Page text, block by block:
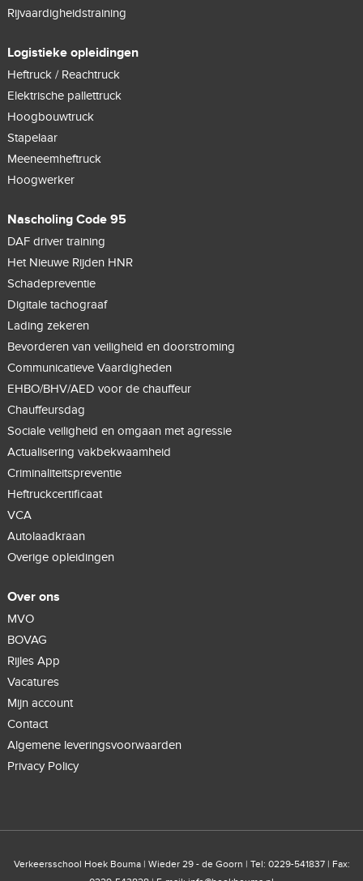
Rijvaardigheidstraining
Logistieke opleidingen
Heftruck / Reachtruck
Elektrische pallettruck
Hoogbouwtruck
Stapelaar
Meeneemheftruck
Hoogwerker
Nascholing Code 95
DAF driver training
Het Nieuwe Rijden HNR
Schadepreventie
Digitale tachograaf
Lading zekeren
Bevorderen van veiligheid en doorstroming
Communicatieve Vaardigheden
EHBO/BHV/AED voor de chauffeur
Chauffeursdag
Sociale veiligheid en omgaan met agressie
Actualisering vakbekwaamheid
Criminaliteitspreventie
Heftruckcertificaat
VCA
Autolaadkraan
Overige opleidingen
Over ons
MVO
BOVAG
Rijles App
Vacatures
Mijn account
Contact
Algemene leveringsvoorwaarden
Privacy Policy
Verkeersschool Hoek Bouma | Wieder 29 - de Goorn | Tel: 0229-541837 | Fax: